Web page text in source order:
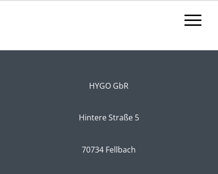
HYGO GbR
Hintere Straße 5
70734 Fellbach